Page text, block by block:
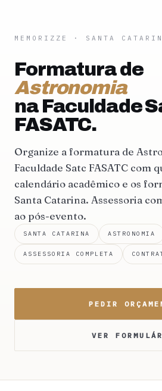
MEMORIZZE · SANTA
Formatura de
Astronomia
na Faculdade
FASATC.
Organize a formatura de
Faculdade Satc FASATC com
calendário acadêmico e os
Santa Catarina. Assessoria
ao pós-evento.
SANTA CATARINA ASTRONOMIA
ASSESSORIA COMPLETA
PEDIR
VER